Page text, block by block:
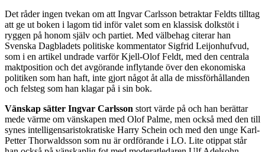
Det råder ingen tvekan om att Ingvar Carlsson betraktar Feldts tilltag
att ge ut boken i lagom tid inför valet som en klassisk dolkstöt i
ryggen på honom själv och partiet. Med välbehag citerar han
Svenska Dagbladets politiske kommentator Sigfrid Leijonhufvud,
som i en artikel undrade varför Kjell-Olof Feldt, med den centrala
maktposition och det avgörande inflytande över den ekonomiska
politiken som han haft, inte gjort något åt alla de missförhållanden
och felsteg som han klagar på i sin bok.
Vänskap sätter Ingvar Carlsson stort värde på och han berättar
mede värme om vänskapen med Olof Palme, men också med den till
synes intelligensaristokratiske Harry Schein och med den unge Karl-
Petter Thorwaldsson som nu är ordförande i LO. Lite otippat står